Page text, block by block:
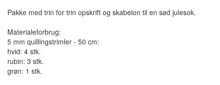
Pakke med trin for trin opskrift og skabelon til en sød julesok.
Materialeforbrug:
5 mm quillingstrimler - 50 cm:
hvid: 4 stk.
rubin: 3 stk.
grøn: 1 stk.